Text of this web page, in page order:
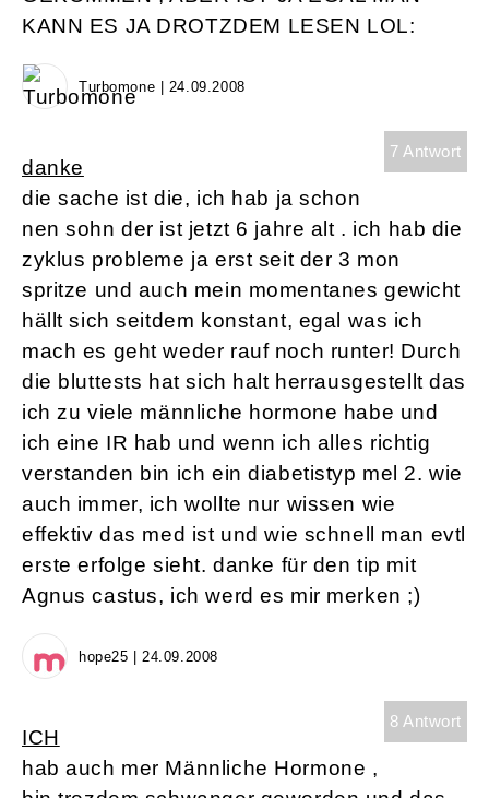
KANN ES JA DROTZDEM LESEN LOL:
Turbomone | 24.09.2008
7 Antwort
danke
die sache ist die, ich hab ja schon
nen sohn der ist jetzt 6 jahre alt . ich hab die
zyklus probleme ja erst seit der 3 mon
spritze und auch mein momentanes gewicht
hällt sich seitdem konstant, egal was ich
mach es geht weder rauf noch runter! Durch
die bluttests hat sich halt herrausgestellt das
ich zu viele männliche hormone habe und
ich eine IR hab und wenn ich alles richtig
verstanden bin ich ein diabetistyp mel 2. wie
auch immer, ich wollte nur wissen wie
effektiv das med ist und wie schnell man evtl
erste erfolge sieht. danke für den tip mit
Agnus castus, ich werd es mir merken ;)
hope25 | 24.09.2008
8 Antwort
ICH
hab auch mer Männliche Hormone ,